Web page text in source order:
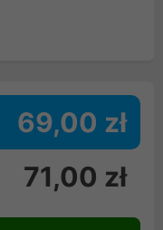
69,00 zł
71,00 zł